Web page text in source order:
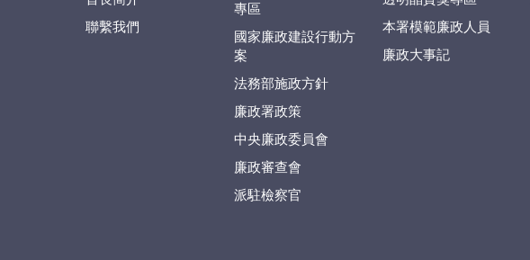
聯繫我們
專區
國家廉政建設行動方
案
法務部施政方針
廉政署政策
中央廉政委員會
廉政審查會
派駐檢察官
本署模範廉政人員
廉政大事記